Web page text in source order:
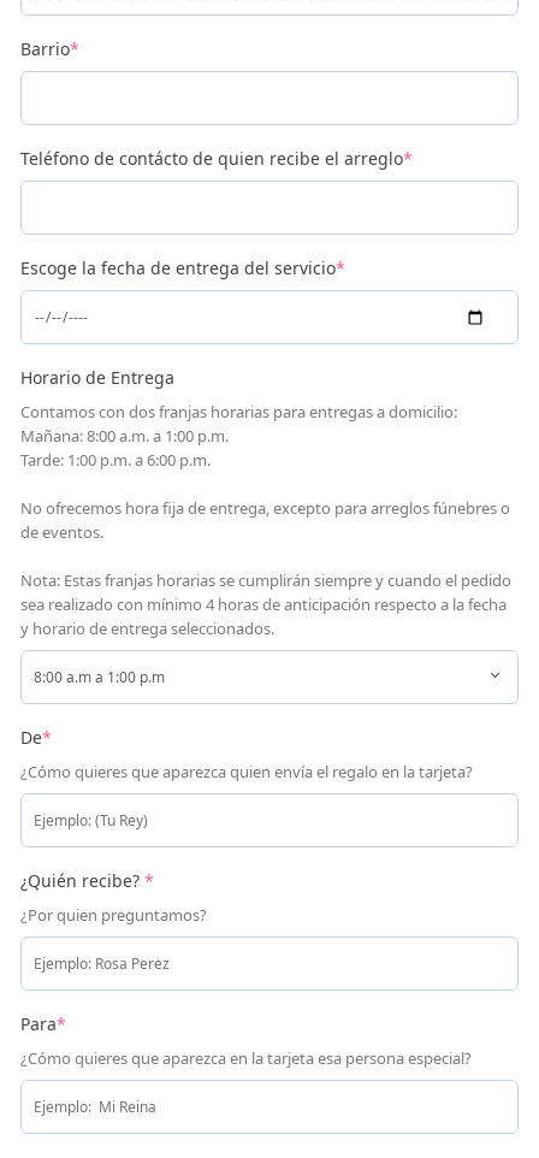
Barrio*
Teléfono de contácto de quien recibe el arreglo*
Escoge la fecha de entrega del servicio*
Horario de Entrega
Contamos con dos franjas horarias para entregas a domicilio:
Mañana: 8:00 a.m. a 1:00 p.m.
Tarde: 1:00 p.m. a 6:00 p.m.
No ofrecemos hora fija de entrega, excepto para arreglos fúnebres o
de eventos.
Nota: Estas franjas horarias se cumplirán siempre y cuando el pedido
sea realizado con mínimo 4 horas de anticipación respecto a la fecha
y horario de entrega seleccionados.
De*
¿Cómo quieres que aparezca quien envía el regalo en la tarjeta?
¿Quién recibe? *
¿Por quien preguntamos?
Para*
¿Cómo quieres que aparezca en la tarjeta esa persona especial?